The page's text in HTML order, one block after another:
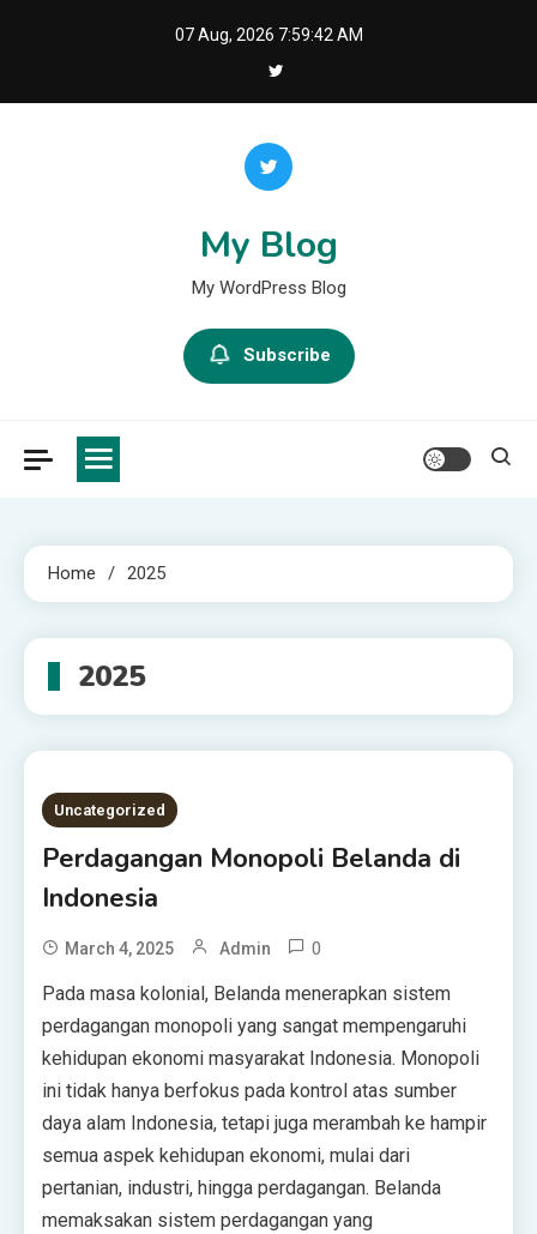
07 Aug, 2026 7:59:42 AM
My Blog
My WordPress Blog
Subscribe
Home 2025
2025
Uncategorized
Perdagangan Monopoli Belanda di
Indonesia
March 4, 2025 Admin 0
Pada masa kolonial, Belanda menerapkan sistem
perdagangan monopoli yang sangat mempengaruhi
kehidupan ekonomi masyarakat Indonesia. Monopoli
ini tidak hanya berfokus pada kontrol atas sumber
daya alam Indonesia, tetapi juga merambah ke hampir
semua aspek kehidupan ekonomi, mulai dari
pertanian, industri, hingga perdagangan. Belanda
memaksakan sistem perdagangan yang